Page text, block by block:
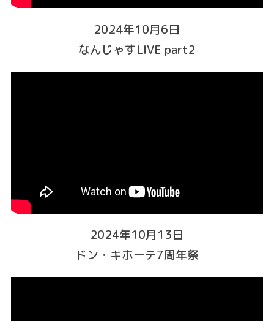
2024年10月6日
なんじゃすLIVE part2
2024年10月13日
ドン・キホーテ7周年祭